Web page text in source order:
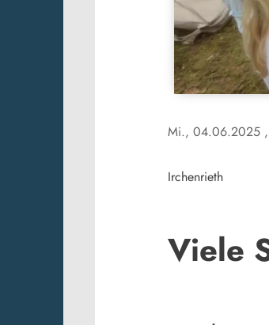
Mi., 04.06.2025
Irchenrieth
Viele